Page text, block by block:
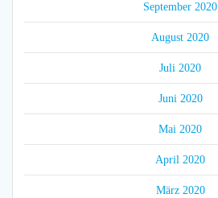
September 2020
August 2020
Juli 2020
Juni 2020
Mai 2020
April 2020
März 2020